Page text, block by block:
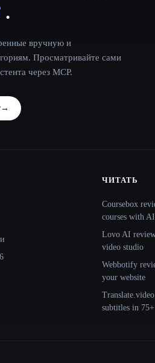
.
вручную и
Просматривайте сами
через MCP.
→
ЧИТАТЬ
Coursebox
courses with AI
Lovo AI
video studio
Webbotify
your website
subtitles in 75+